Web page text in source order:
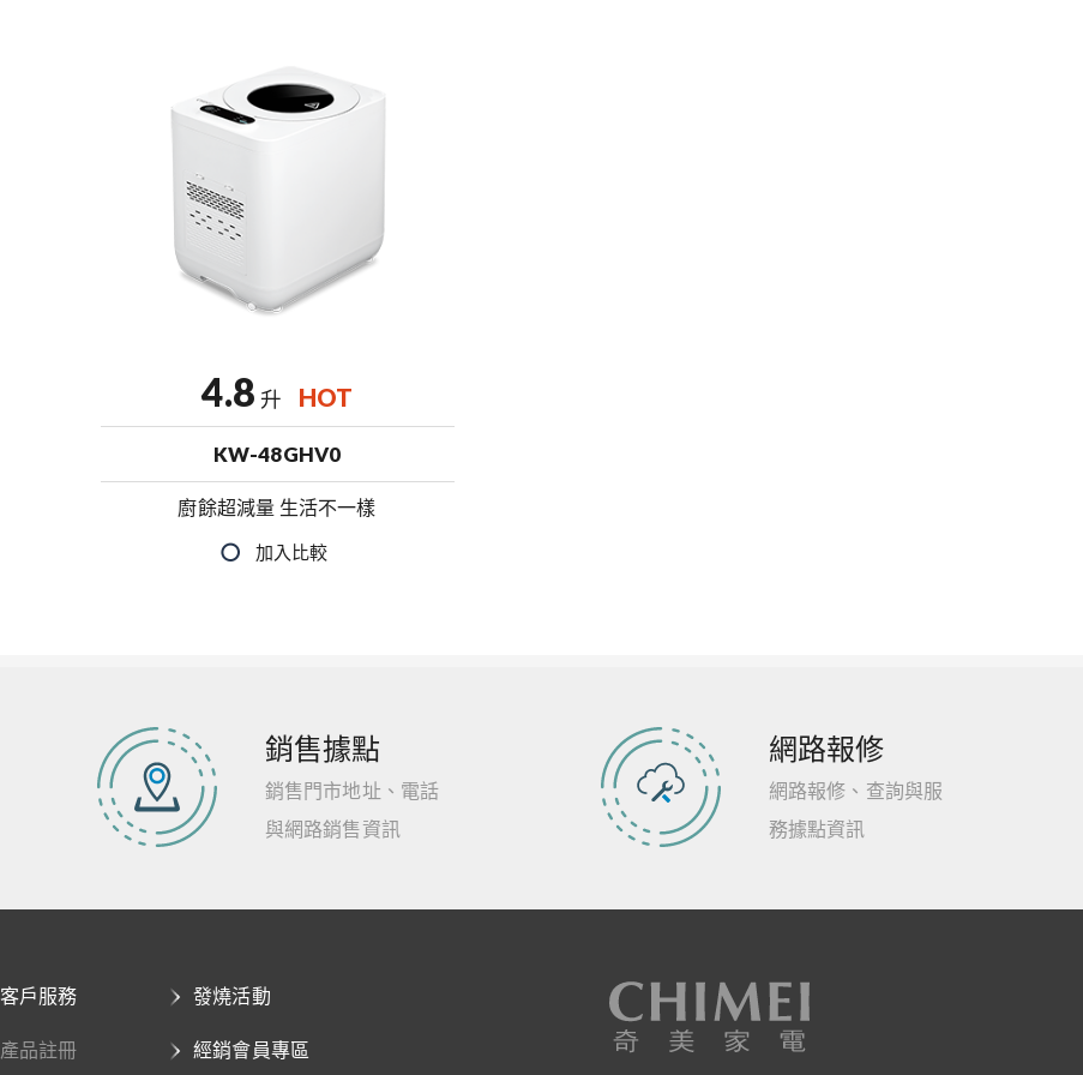
4.8 升 HOT
KW-48GHV0
廚餘超減量 生活不一樣
銷售據點
銷售門市地址、電話
與網路銷售資訊
網路報修
網路報修、查詢與服
務據點資訊
客戶服務
產品註冊
發燒活動
經銷會員專區